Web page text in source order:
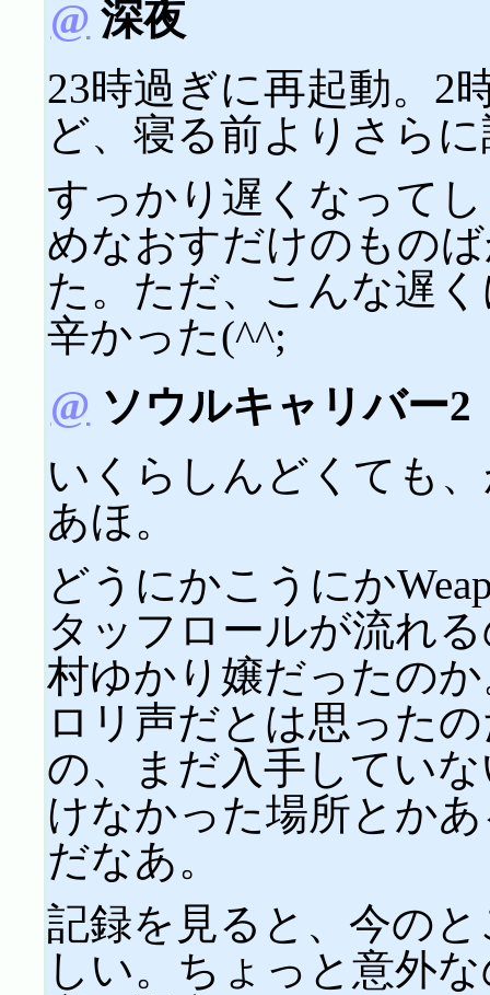
@ 深夜
23時過ぎに再起動。2
ど、寝る前よりさら
すっかり遅くなって
めなおすだけのもの
た。ただ、こんな遅
辛かった(^^;
@ ソウルキャリバー2
いくらしんどくても
あほ。
どうにかこうにか
タッフロールが流れ
村ゆかり嬢だったの
ロリ声だとは思った
の、まだ入手してい
けなかった場所とか
だなあ。
記録を見ると、今の
しい。ちょっと意外